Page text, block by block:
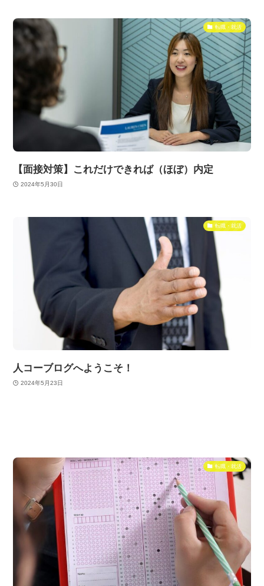
転職・就活
【面接対策】これだけできれば（ほぼ）内定
2024年5月30日
転職・就活
人コーブログへようこそ！
2024年5月23日
転職・就活